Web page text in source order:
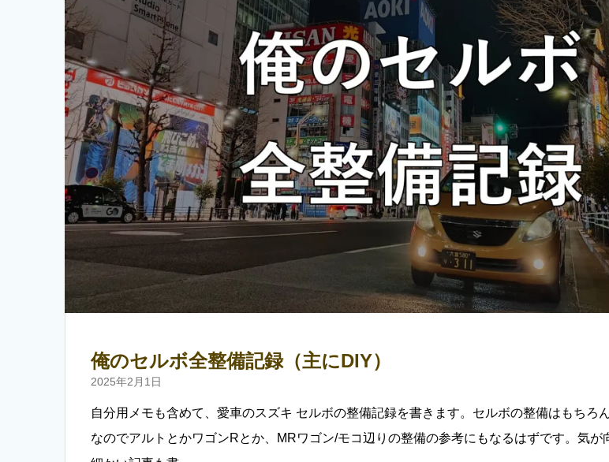
俺のセルボ全整備記録（主にDIY）
2025年2月1日
自分用メモも含めて、愛車のスズキ セルボの整備記録を書きます。セルボの整備はもちろ
なのでアルトとかワゴンRとか、MRワゴン/モコ辺りの整備の参考にもなるはずです。気が